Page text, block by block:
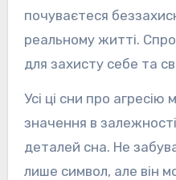
почуваєтеся
реальному житті.
для захисту себе та
Усі ці сни про
значення в
деталей сна. Не
лише символ, але він